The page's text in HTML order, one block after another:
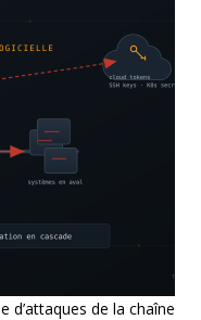
d’attaques de la chaîne